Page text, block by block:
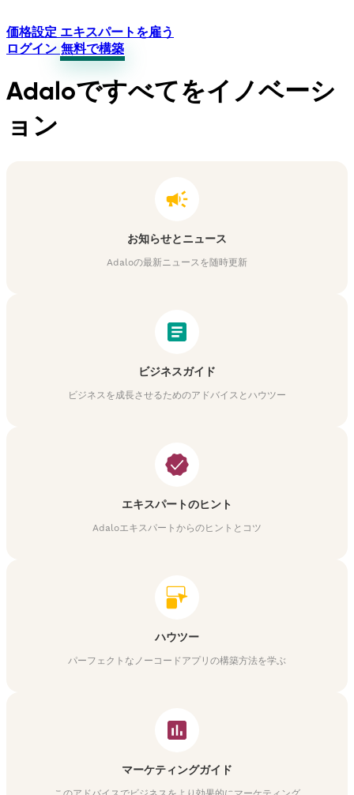
価格設定 エキスパートを雇う
ログイン 無料で構築
Adaloですべてをイノベーシ
ョン
お知らせとニュース
Adaloの最新ニュースを随時更新
ビジネスガイド
ビジネスを成長させるためのアドバイスとハウツー
エキスパートのヒント
Adaloエキスパートからのヒントとコツ
ハウツー
パーフェクトなノーコードアプリの構築方法を学ぶ
マーケティングガイド